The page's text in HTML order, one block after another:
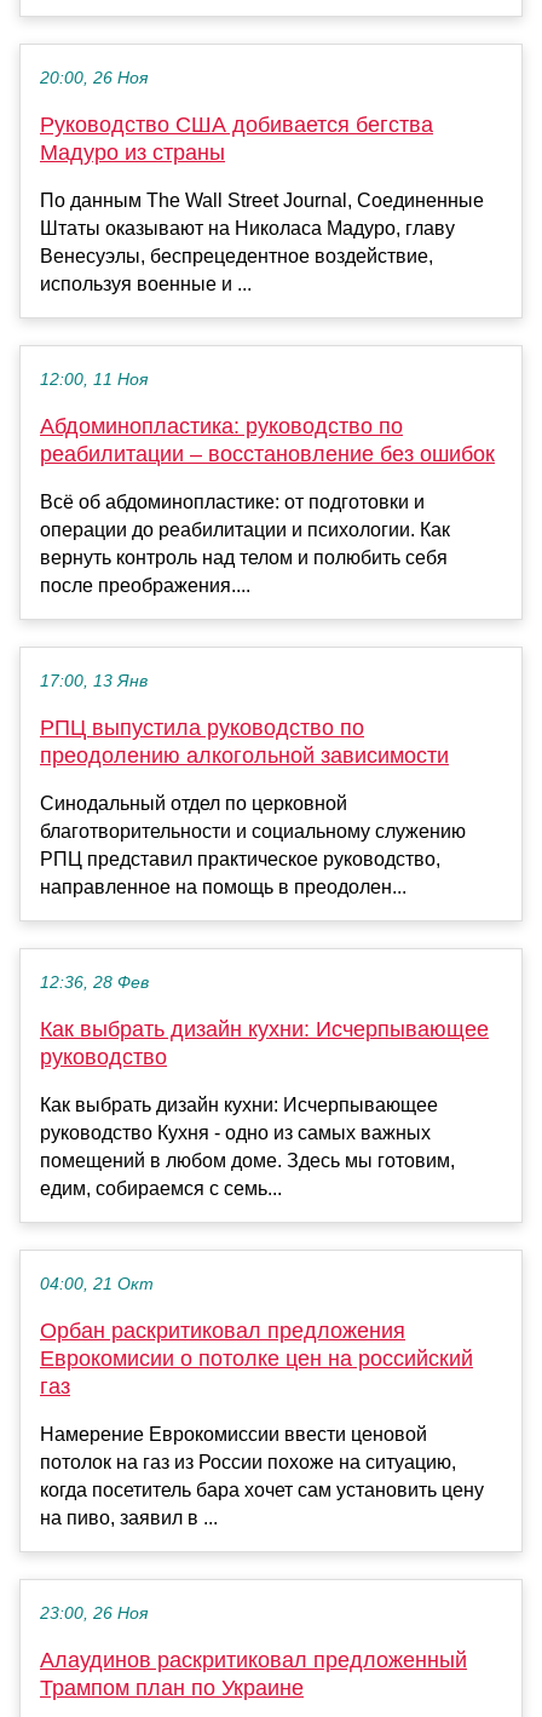
20:00, 26 Ноя
Руководство США добивается бегства
Мадуро из страны
По данным The Wall Street Journal, Соединенные
Штаты оказывают на Николаса Мадуро, главу
Венесуэлы, беспрецедентное воздействие,
используя военные и ...
12:00, 11 Ноя
Абдоминопластика: руководство по
реабилитации – восстановление без ошибок
Всё об абдоминопластике: от подготовки и
операции до реабилитации и психологии. Как
вернуть контроль над телом и полюбить себя
после преображения....
17:00, 13 Янв
РПЦ выпустила руководство по
преодолению алкогольной зависимости
Синодальный отдел по церковной
благотворительности и социальному служению
РПЦ представил практическое руководство,
направленное на помощь в преодолен...
12:36, 28 Фев
Как выбрать дизайн кухни: Исчерпывающее
руководство
Как выбрать дизайн кухни: Исчерпывающее
руководство Кухня - одно из самых важных
помещений в любом доме. Здесь мы готовим,
едим, собираемся с семь...
04:00, 21 Окт
Орбан раскритиковал предложения
Еврокомисии о потолке цен на российский
газ
Намерение Еврокомиссии ввести ценовой
потолок на газ из России похоже на ситуацию,
когда посетитель бара хочет сам установить цену
на пиво, заявил в ...
23:00, 26 Ноя
Алаудинов раскритиковал предложенный
Трампом план по Украине